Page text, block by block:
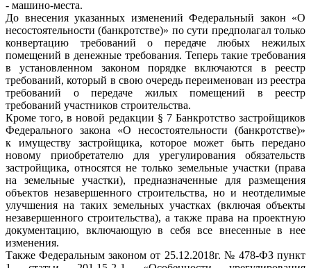
- машино-места.
До внесения указанных изменений Федеральный закон «О
несостоятельности (банкротстве)» по сути предполагал только
конвертацию требований о передаче любых нежилых
помещений в денежные требования. Теперь такие требования
в установленном законом порядке включаются в реестр
требований, который в свою очередь переименован из реестра
требований о передаче жилых помещений в реестр
требований участников строительства.
Кроме того, в новой редакции § 7 Банкротство застройщиков
Федерального закона «О несостоятельности (банкротстве)»
к имуществу застройщика, которое может быть передано
новому приобретателю для урегулирования обязательств
застройщика, относятся не только земельные участки (права
на земельные участки), предназначенные для размещения
объектов незавершенного строительства, но и неотделимые
улучшения на таких земельных участках (включая объекты
незавершенного строительства), а также права на проектную
документацию, включающую в себя все внесенные в нее
изменения.
Также Федеральным законом от 25.12.2018г. № 478-ФЗ пункт